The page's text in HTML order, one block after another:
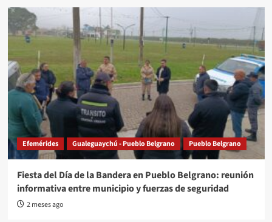
Efemérides Gualeguaychú - Pueblo Belgrano Pueblo Belgrano
Fiesta del Día de la Bandera en Pueblo Belgrano: reunión
informativa entre municipio y fuerzas de seguridad
2 meses ago